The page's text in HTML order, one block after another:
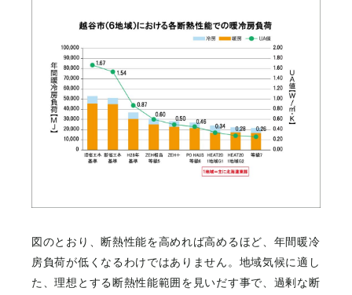
図のとおり、断熱性能を高めれば高めるほど、年間暖冷
房負荷が低くなるわけではありません。地域気候に適し
た、理想とする断熱性能範囲を見いだす事で、過剰な断